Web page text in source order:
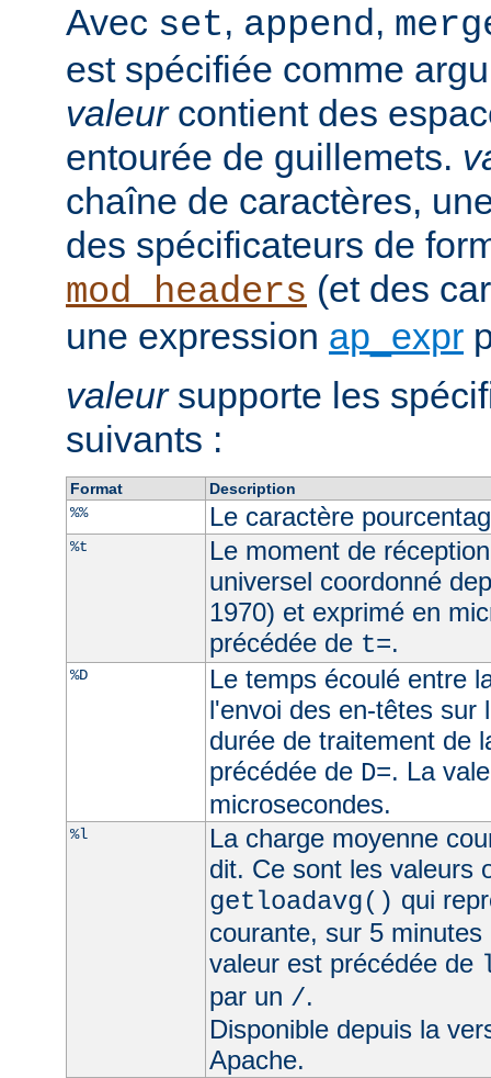
Avec set, append,
est spécifiée comme
valeurcontient des
entourée de guillemets.
chaîne de caractères,
des spécificateurs de
mod_headers (et des
une expression ap_expr
valeursupporte les
suivants :
Format
Description
%%
Le caractère
%t
Le moment de
universel coordonné
1970) et exprimé en
précédée de t=.
%D
Le temps écoulé entre
l'envoi des en-têtes sur
durée de traitement de
précédée de D=. La
microsecondes.
%l
La charge moyenne
dit. Ce sont les valeurs
getloadavg() qui
courante, sur 5
valeur est précédée de
par un /.
Disponible depuis la
Apache.